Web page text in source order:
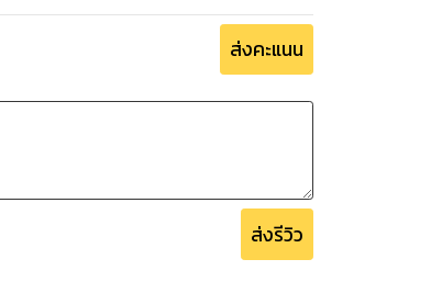
ส่งคะแนน
ส่งรีวิว